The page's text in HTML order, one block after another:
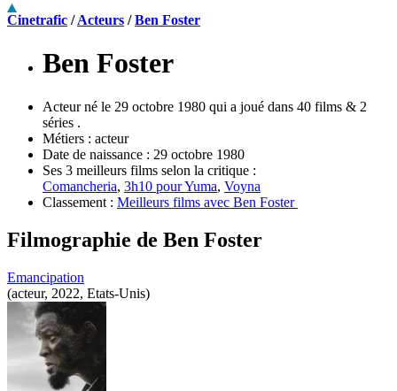
Cinetrafic /Acteurs /Ben Foster
Ben Foster
Acteur né le 29 octobre 1980 qui a joué dans 40 films & 2
séries .
Métiers : acteur
Date de naissance : 29 octobre 1980
Ses 3 meilleurs films selon la critique :
Comancheria, 3h10 pour Yuma, Voyna
Classement : Meilleurs films avec Ben Foster
Filmographie de Ben Foster
Emancipation
(acteur, 2022, Etats-Unis)